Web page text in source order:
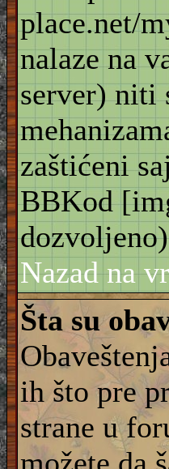
place.net/
nalaze na
server) niti
zaštićeni
BBKod
Nazad na
Šta su
ih što pre
strane u